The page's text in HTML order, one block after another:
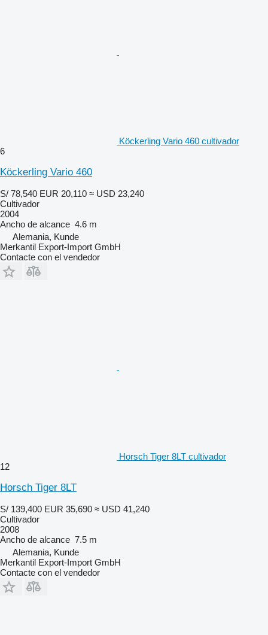
Köckerling Vario 460 cultivador
6
Köckerling Vario 460
S/ 78,540 EUR 20,110 ≈ USD 23,240
Cultivador
2004
Ancho de alcance 4.6 m
Alemania, Kunde
Merkantil Export-Import GmbH
Contacte con el vendedor
Horsch Tiger 8LT cultivador
12
Horsch Tiger 8LT
S/ 139,400 EUR 35,690 ≈ USD 41,240
Cultivador
2008
Ancho de alcance 7.5 m
Alemania, Kunde
Merkantil Export-Import GmbH
Contacte con el vendedor